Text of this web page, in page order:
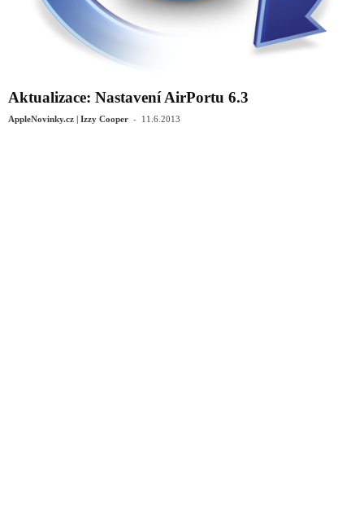
Aktualizace: Nastavení AirPortu 6.3
AppleNovinky.cz | Izzy Cooper - 11.6.2013